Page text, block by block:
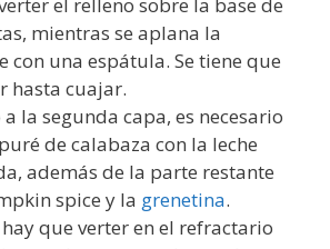
mientras se aplana la
con una espátula. Se tiene que
hasta cuajar.
a la segunda capa, es necesario
de calabaza con la leche
además de la parte restante
spice y la grenetina.
que verter en el refractario